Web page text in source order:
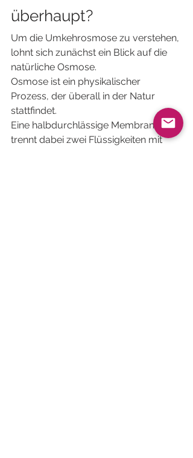
überhaupt?
Um die Umkehrosmose zu verstehen,
lohnt sich zunächst ein Blick auf die
natürliche Osmose.
Osmose ist ein physikalischer
Prozess, der überall in der Natur
stattfindet.
Eine halbdurchlässige Membran
trennt dabei zwei Flüssigkeiten mit